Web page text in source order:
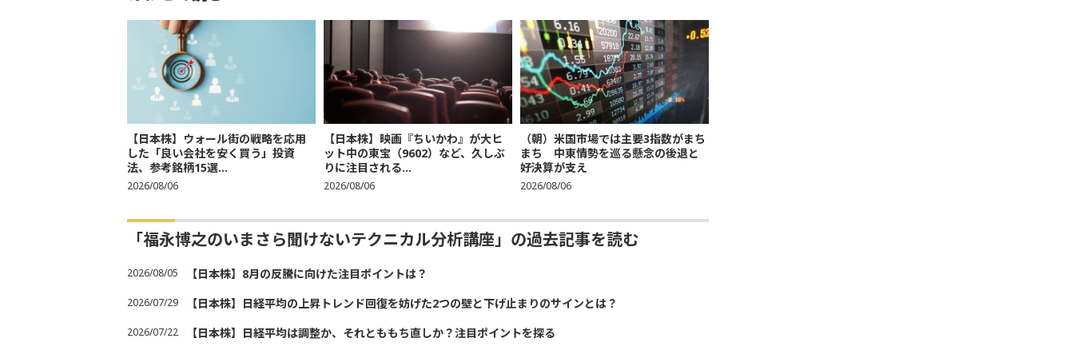
【日本株】ウォール街の戦略を応用
した「良い会社を安く買う」投資
法、参考銘柄15選...
2026/08/06
【日本株】映画『ちいかわ』が大ヒ
ット中の東宝（9602）など、久しぶ
りに注目される...
2026/08/06
（朝）米国市場では主要3指数がまち
まち 中東情勢を巡る懸念の後退と
好決算が支え
2026/08/06
「福永博之のいまさら聞けないテクニカル分析講座」の過去記事を読む
2026/08/05 【日本株】8月の反騰に向けた注目ポイントは？
2026/07/29 【日本株】日経平均の上昇トレンド回復を妨げた2つの壁と下げ止まりのサインとは？
2026/07/22 【日本株】日経平均は調整か、それとももち直しか？注目ポイントを探る